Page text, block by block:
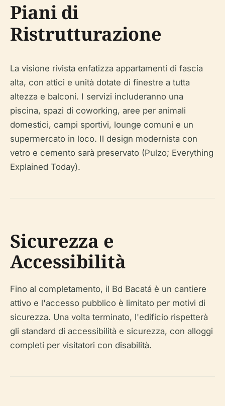
Piani di
Ristrutturazione
La visione rivista enfatizza appartamenti di fascia
alta, con attici e unità dotate di finestre a tutta
altezza e balconi. I servizi includeranno una
piscina, spazi di coworking, aree per animali
domestici, campi sportivi, lounge comuni e un
supermercato in loco. Il design modernista con
vetro e cemento sarà preservato (Pulzo; Everything
Explained Today).
Sicurezza e
Accessibilità
Fino al completamento, il Bd Bacatá è un cantiere
attivo e l'accesso pubblico è limitato per motivi di
sicurezza. Una volta terminato, l'edificio rispetterà
gli standard di accessibilità e sicurezza, con alloggi
completi per visitatori con disabilità.